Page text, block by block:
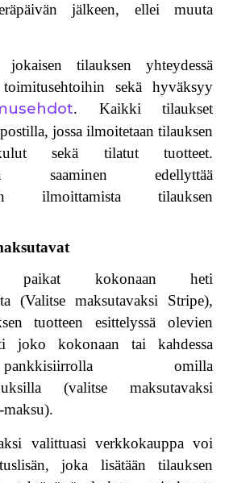
jälkeen, ellei muuta
tilauksen yhteydessä
sekä hyväksyy
. Kaikki tilaukset
jossa ilmoitetaan tilauksen
sekä tilatut tuotteet.
saaminen edellyttää
ilmoittamista tilauksen
paikat kokonaan heti
(Valitse maksutavaksi Stripe),
tuotteen esittelyssä olevien
joko kokonaan tai kahdessa
pankkisiirrollaomilla
(valitse maksutavaksi
valittuasi verkkokauppa voi
joka lisätään tilauksen